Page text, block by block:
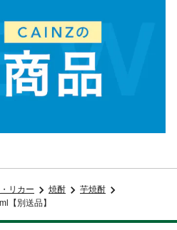
リカー 焼酎
芋焼酎
【別送品】